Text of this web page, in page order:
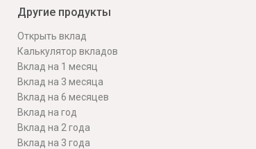
Другие продукты
Открыть вклад
Калькулятор вкладов
Вклад на 1 месяц
Вклад на 3 месяца
Вклад на 6 месяцев
Вклад на год
Вклад на 2 года
Вклад на 3 года